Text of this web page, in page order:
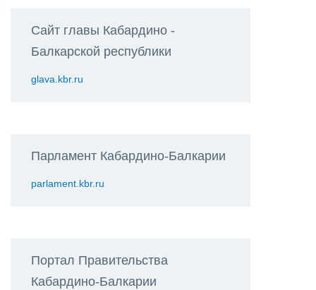
Сайт главы Кабардино -
Балкарской республики
glava.kbr.ru
Парламент Кабардино-Балкарии
parlament.kbr.ru
Портал Правительства
Кабардино-Балкарии